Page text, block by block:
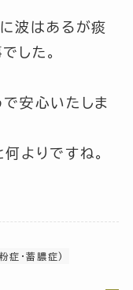
に波はあるが痰
した。
安心いたしま
よりですね。
症・蓄膿症)